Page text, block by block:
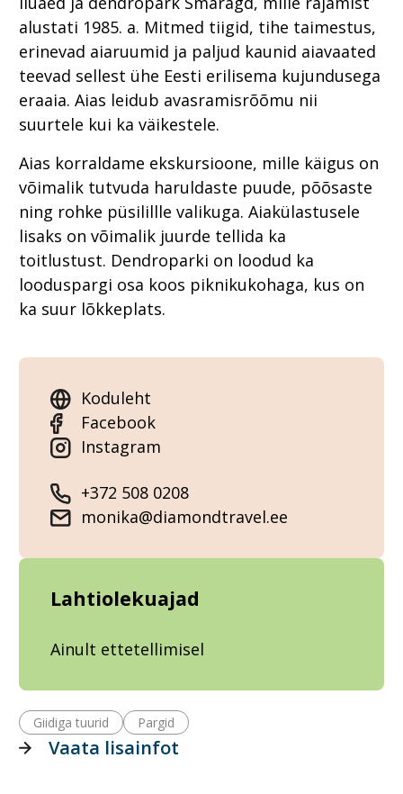
alustati 1985. a. Mitmed tiigid, tihe taimestus,
erinevad aiaruumid ja paljud kaunid aiavaated
teevad sellest ühe Eesti erilisema kujundusega
eraaia. Aias leidub avasramisrõõmu nii
suurtele kui ka väikestele.
Aias korraldame ekskursioone, mille käigus on
võimalik tutvuda haruldaste puude, põõsaste
ning rohke püsilillle valikuga. Aiakülastusele
lisaks on võimalik juurde tellida ka
toitlustust. Dendroparki on loodud ka
looduspargi osa koos piknikukohaga, kus on
ka suur lõkkeplats.
Koduleht
Facebook
Instagram
+372 508 0208
monika@diamondtravel.ee
Lahtiolekuajad
Ainult ettetellimisel
Giidiga tuurid Pargid
Vaata lisainfot